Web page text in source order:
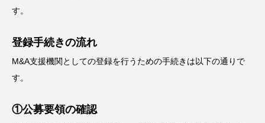
す。
登録手続きの流れ
M&A支援機関としての登録を行うための手続きは以下の通りで
す。
①公募要領の確認